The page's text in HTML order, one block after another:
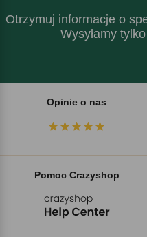
Otrzymuj informacje o
Wysyłamy
Opinie o nas
Pomoc Crazyshop